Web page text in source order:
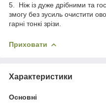
5. Ніж із дуже дрібними та
змогу без зусиль очистити
гарні тонкі зрізи.
Приховати
Характеристики
Основні